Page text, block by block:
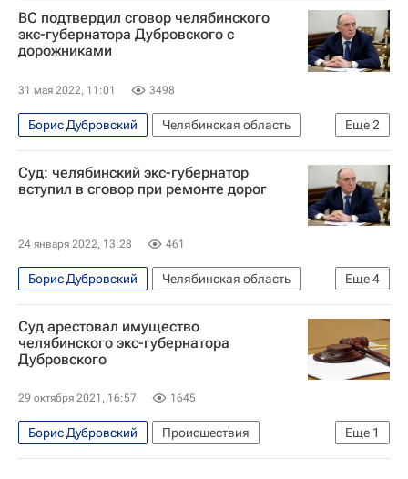
ВС подтвердил сговор челябинского
экс-губернатора Дубровского с
дорожниками
31 мая 2022, 11:01 3498
Еще2
Борис Дубровский
Челябинская область
Верховный суд РФ
Дороги
Суд: челябинский экс-губернатор
вступил в сговор при ремонте дорог
24 января 2022, 13:28 461
Еще4
Борис Дубровский
Челябинская область
Строительство
Суды
Дороги
Криминал
Суд арестовал имущество
челябинского экс-губернатора
Дубровского
29 октября 2021, 16:57 1645
Еще 1
Борис Дубровский
Происшествия
Челябинская область